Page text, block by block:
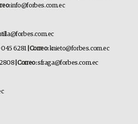
info@forbes.com.ec
045 6281 | Correo:knieto@forbes.com.ec
| Correo:sfraga@forbes.com.ec